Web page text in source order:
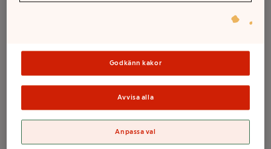
Frödinge
Mer info
Frödinge
Mer info
Godkänn kakor
Avvisa alla
Anpassa val